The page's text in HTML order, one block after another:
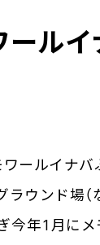
ルイ
ワールイ
ラウンド場
今年1月に